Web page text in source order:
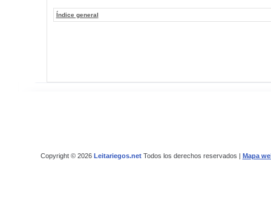
Índice general
Copyright © 2026 Leitariegos.netTodos los derechos reservados | Mapa